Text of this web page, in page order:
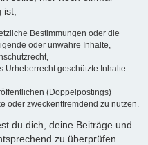
Bestimmungen oder die
oder unwahre Inhalte,
Urheberrecht geschützte Inhalte
(Doppelpostings)
oder zweckentfremdend zu nutzen.
du dich, deine Beiträge und
zu überprüfen.